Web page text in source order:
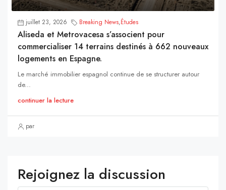
juillet 23, 2026 Breaking News,Études
Aliseda et Metrovacesa s’associent pour
commercialiser 14 terrains destinés à 662 nouveaux
logements en Espagne.
Le marché immobilier espagnol continue de se structurer autour
de...
continuer la lecture
par
Rejoignez la discussion